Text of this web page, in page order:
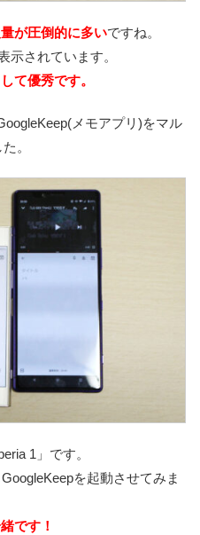
が圧倒的に多いですね。
示されています。
て優秀です。
メモアプリ)をマル
。
1」です。
GoogleKeepを起動させてみま
です！